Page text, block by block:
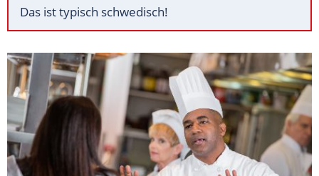
Das ist typisch schwedisch!